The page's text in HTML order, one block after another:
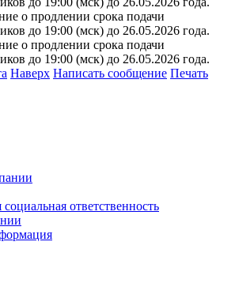
о продлении срока подачи
до 19:00 (мск) до 26.05.2026 года.
о продлении срока подачи
до 19:00 (мск) до 26.05.2026 года.
Наверх Написать сообщение Печать
ответственность